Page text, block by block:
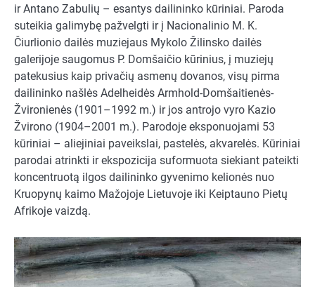
ir Antano Zabulių – esantys dailininko kūriniai. Paroda
suteikia galimybę pažvelgti ir į Nacionalinio M. K.
Čiurlionio dailės muziejaus Mykolo Žilinsko dailės
galerijoje saugomus P. Domšaičio kūrinius, į muziejų
patekusius kaip privačių asmenų dovanos, visų pirma
dailininko našlės Adelheidės Armhold-Domšaitienės-
Žvironienės (1901–1992 m.) ir jos antrojo vyro Kazio
Žvirono (1904–2001 m.). Parodoje eksponuojami 53
kūriniai – aliejiniai paveikslai, pastelės, akvarelės. Kūriniai
parodai atrinkti ir ekspozicija suformuota siekiant pateikti
koncentruotą ilgos dailininko gyvenimo kelionės nuo
Kruopynų kaimo Mažojoje Lietuvoje iki Keiptauno Pietų
Afrikoje vaizdą.